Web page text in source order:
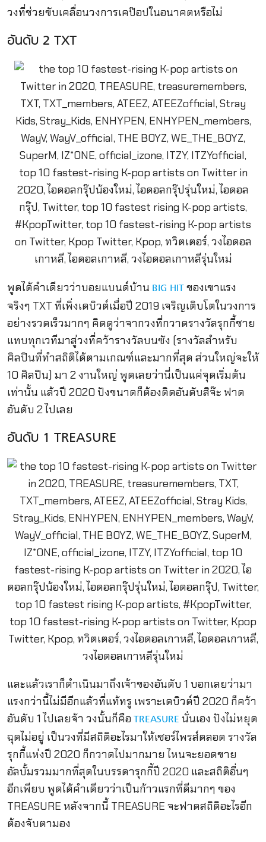
วงที่ช่วยขับเคลื่อนวงการเคป๊อปในอนาคตหรือไม่
อันดับ 2 TXT
พูดได้คำเดียวว่าบอยแบนด์บ้าน BIG HITของเขาแรง
จริงๆ TXT ที่เพิ่งเดบิวต์เมื่อปี 2019 เจริญเติบโตในวงการ
อย่างรวดเร็วมากๆ คิดดูว่าจากวงที่กวาดรางวัลรุกกี้ชาย
แทบทุกเวทีมาสู่วงที่คว้ารางวัลบนซัง (รางวัลสำหรับ
ศิลปินที่ทำสถิติได้ตามเกณฑ์และมากที่สุด ส่วนใหญ่จะให้
10 ศิลปิน) มา 2 งานใหญ่ พูดเลยว่านี่เป็นแค่จุดเริ่มต้น
เท่านั้น แล้วปี 2020 ปังขนาดก็ต้องติดอันดับสิจ๊ะ ฟาด
อันดับ 2 ไปเลย
อันดับ 1 TREASURE
และแล้วเราก็ดำเนินมาถึงเจ้าของอันดับ 1 บอกเลยว่ามา
แรงกว่านี้ไม่มีอีกแล้วที่แท้ทรู เพราะเดบิวต์ปี 2020 ก็คว้า
อันดับ 1 ไปเลยจ้า วงนั้นก็คือ TREASURE นั่นเอง ปังไม่หยุด
ฉุดไม่อยู่ เป็นวงที่มีสถิติอะไรมาให้เซอร์ไพรส์ตลอด รางวัล
รุกกี้แห่งปี 2020 ก็กวาดไปมากมาย ไหนจะยอดขาย
อัลบั้มรวมมากที่สุดในบรรดารุกกี้ปี 2020 และสถิติอื่นๆ
อีกเพียบ พูดได้คำเดียวว่าเป็นก้าวแรกที่ดีมากๆ ของ
TREASURE หลังจากนี้ TREASURE จะฟาดสถิติอะไรอีก
ต้องจับตามอง